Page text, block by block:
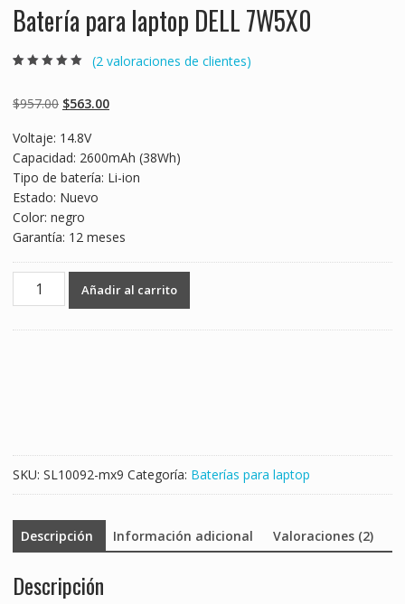
Batería para laptop DELL 7W5X0
basado en
puntuaciones
(2 valoraciones de clientes)
$957.00 Original
was:
$957.00.
$563.00Current
$563.00.
Voltaje: 14.8V
Capacidad: 2600mAh (38Wh)
Tipo de batería: Li-ion
Estado: Nuevo
Color: negro
Garantía: 12 meses
Batería
Añadir al carrito
SKU: SL10092-mx9 Categoría: Baterías para laptop
Descripción Información adicional Valoraciones (2)
Descripción